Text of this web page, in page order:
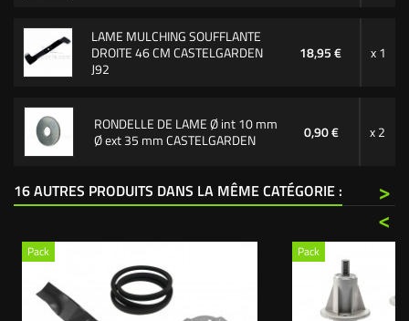
LAME MULCHING SOUFFLANTE
DROITE 46 CM CASTELGARDEN
J92
18,95 € x 1
RONDELLE DE LAME Ø int 10 mm
Ø ext 35 mm CASTELGARDEN
0,90 € x 2
16 AUTRES PRODUITS DANS LA MÊME CATÉGORIE :
>
<
Pack Pack